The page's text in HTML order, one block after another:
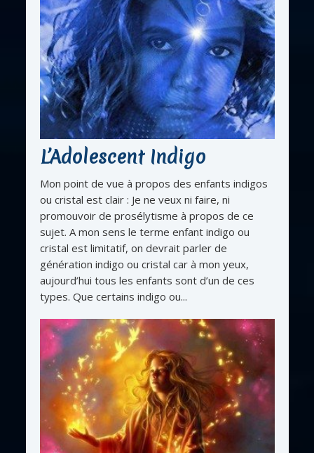
L’Adolescent Indigo
Mon point de vue à propos des enfants indigos
ou cristal est clair : Je ne veux ni faire, ni
promouvoir de prosélytisme à propos de ce
sujet. A mon sens le terme enfant indigo ou
cristal est limitatif, on devrait parler de
génération indigo ou cristal car à mon yeux,
aujourd’hui tous les enfants sont d’un de ces
types. Que certains indigo ou...